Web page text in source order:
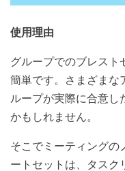
使用理由
グループでのブレスト
簡単です。さまざまな
ループが実際に合意し
かもしれません。
そこでミーティングの
ートセットは、タスク